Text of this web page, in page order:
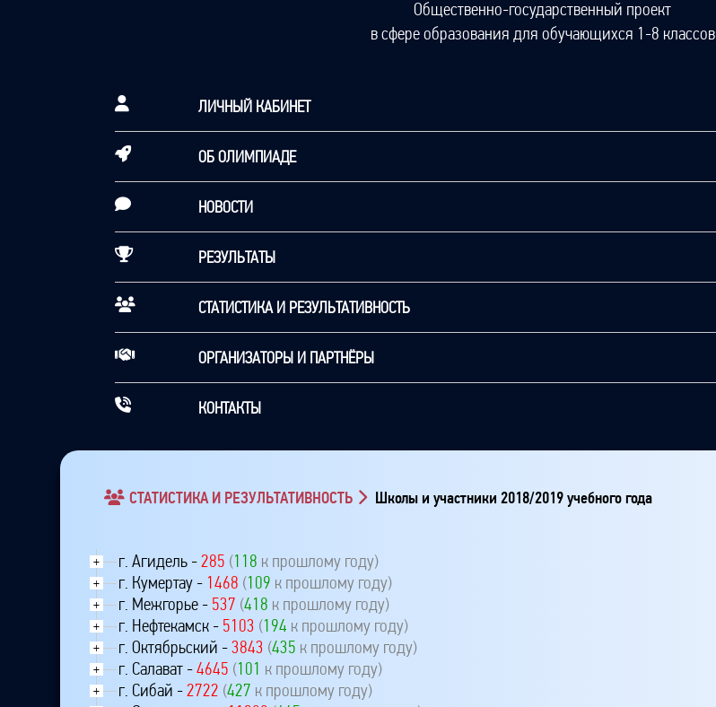
Общественно-государственный проект
в сфере образования для обучающихся 1-8 классов
ЛИЧНЫЙ КАБИНЕТ
ОБ ОЛИМПИАДЕ
НОВОСТИ
РЕЗУЛЬТАТЫ
СТАТИСТИКА И РЕЗУЛЬТАТИВНОСТЬ
ОРГАНИЗАТОРЫ И ПАРТНЁРЫ
КОНТАКТЫ
СТАТИСТИКА И РЕЗУЛЬТАТИВНОСТЬ Школы и участники 2018/2019 учебного года
г. Агидель -285 (118 к прошлому году)
+
г. Кумертау - 1468 (109 к прошлому году)
+
г. Межгорье - 537 (418 к прошлому году)
+
г. Нефтекамск - 5103 (194 к прошлому году)
+
г. Октябрьский -3843 (435 к прошлому году)
+
г. Салават -4645 (101 к прошлому году)
+
г. Сибай -2722 (427 к прошлому году)
+